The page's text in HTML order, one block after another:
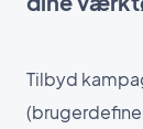
Tilbyd